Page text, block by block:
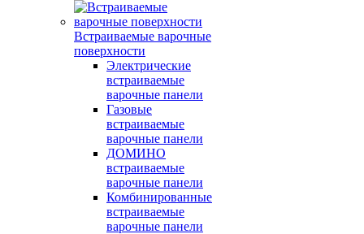
Встраиваемые варочные
поверхности
Электрические
встраиваемые
варочные панели
Газовые
встраиваемые
варочные панели
ДОМИНО
встраиваемые
варочные панели
Комбинированные
встраиваемые
варочные панели